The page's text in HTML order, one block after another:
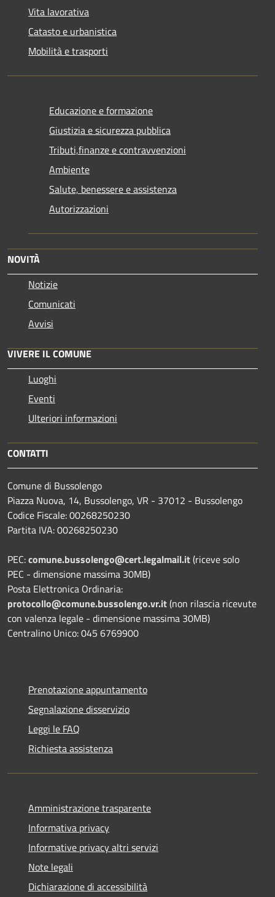
Vita lavorativa
Catasto e urbanistica
Mobilità e trasporti
Educazione e formazione
Giustizia e sicurezza pubblica
Tributi,finanze e contravvenzioni
Ambiente
Salute, benessere e assistenza
Autorizzazioni
NOVITÀ
Notizie
Comunicati
Avvisi
VIVERE IL COMUNE
Luoghi
Eventi
Ulteriori informazioni
CONTATTI
Comune di Bussolengo
Piazza Nuova, 14, Bussolengo, VR - 37012 - Bussolengo
Codice Fiscale: 00268250230
Partita IVA: 00268250230
PEC:comune.bussolengo@cert.legalmail.it(riceve solo
PEC - dimensione massima 30MB)
Posta Elettronica Ordinaria:
protocollo@comune.bussolengo.vr.it(non rilascia ricevute
con valenza legale - dimensione massima 30MB)
Centralino Unico: 045 6769900
Prenotazione appuntamento
Segnalazione disservizio
Leggi le FAQ
Richiesta assistenza
Amministrazione trasparente
Informativa privacy
Informative privacy altri servizi
Note legali
Dichiarazione di accessibilità